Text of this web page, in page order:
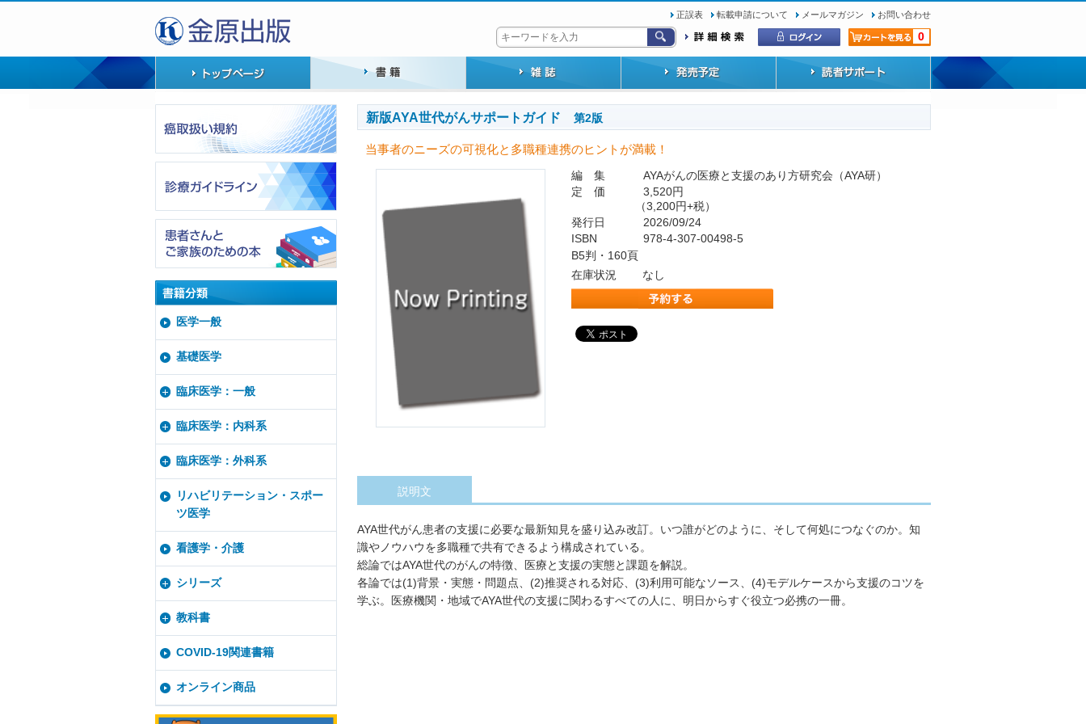
正誤表 転載申請について メールマガジン お問い合わせ
0
新版AYA世代がんサポートガイド 第2版
当事者のニーズの可視化と多職種連携のヒントが満載！
編 集
AYAがんの医療と支援のあり方研究会（AYA研）
定 価
3,520円
（3,200円+税）
発行日
2026/09/24
ISBN
978-4-307-00498-5
B5判・160頁
在庫状況
なし
説明文
AYA世代がん患者の支援に必要な最新知見を盛り込み改訂。いつ誰がどのように、そして何処につなぐのか。知
識やノウハウを多職種で共有できるよう構成されている。
総論ではAYA世代のがんの特徴、医療と支援の実態と課題を解説。
各論では(1)背景・実態・問題点、(2)推奨される対応、(3)利用可能なソース、(4)モデルケースから支援のコツを
学ぶ。医療機関・地域でAYA世代の支援に関わるすべての人に、明日からすぐ役立つ必携の一冊。
医学一般
基礎医学
臨床医学：一般
臨床医学：内科系
臨床医学：外科系
リハビリテーション・スポー
ツ医学
看護学・介護
シリーズ
教科書
COVID-19関連書籍
オンライン商品